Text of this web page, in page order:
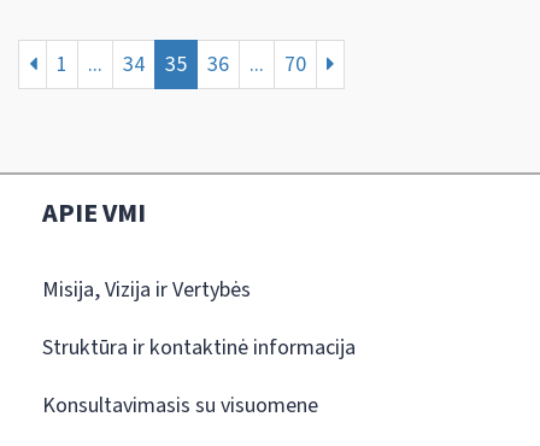
1 ... 34 35 36 ... 70
APIE VMI
Misija, Vizija ir Vertybės
Struktūra ir kontaktinė informacija
Konsultavimasis su visuomene